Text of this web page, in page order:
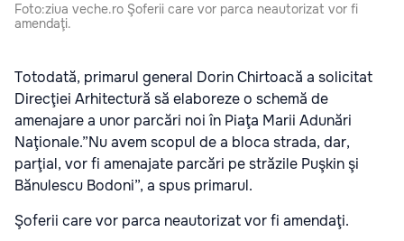
Foto:ziua veche.ro Şoferii care vor parca neautorizat vor fi
amendaţi.
Totodată, primarul general Dorin Chirtoacă a solicitat
Direcţiei Arhitectură să elaboreze o schemă de
amenajare a unor parcări noi în Piaţa Marii Adunări
Naţionale.”Nu avem scopul de a bloca strada, dar,
parţial, vor fi amenajate parcări pe străzile Puşkin şi
Bănulescu Bodoni”, a spus primarul.
Şoferii care vor parca neautorizat vor fi amendaţi.